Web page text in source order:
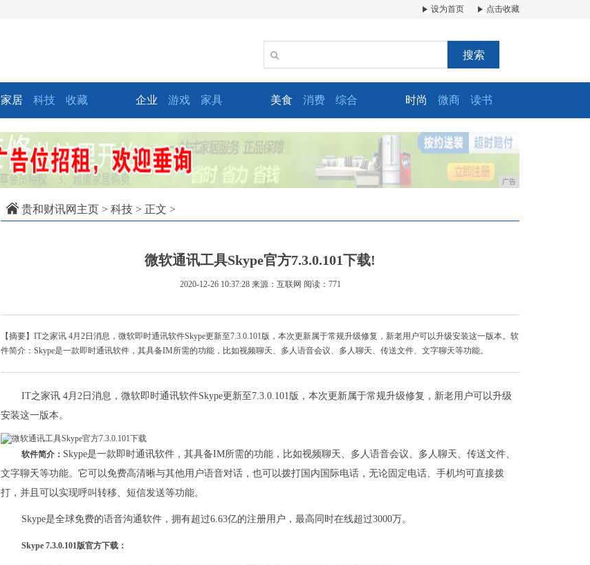
设为首页 点击收藏
搜索
家居 科技 收藏 企业 游戏 家具 美食 消费 综合 时尚 微商 读书
广告
贵和财讯网主页 > 科技 > 正文 >
微软通讯工具Skype官方7.3.0.101下载!
2020-12-26 10:37:28 来源：互联网 阅读：771
【摘要】IT之家讯 4月2日消息，微软即时通讯软件Skype更新至7.3.0.101版，本次更新属于常规升级修复，新老用户可以升级安装这一版本。软
件简介：Skype是一款即时通讯软件，其具备IM所需的功能，比如视频聊天、多人语音会议、多人聊天、传送文件、文字聊天等功能。
IT之家讯 4月2日消息，微软即时通讯软件Skype更新至7.3.0.101版，本次更新属于常规升级修复，新老用户可以升级
安装这一版本。
软件简介： Skype是一款即时通讯软件，其具备IM所需的功能，比如视频聊天、多人语音会议、多人聊天、传送文件、
文字聊天等功能。它可以免费高清晰与其他用户语音对话，也可以拨打国内国际电话，无论固定电话、手机均可直接拨
打，并且可以实现呼叫转移、短信发送等功能。
Skype是全球免费的语音沟通软件，拥有超过6.63亿的注册用户，最高同时在线超过3000万。
Skype 7.3.0.101版官方下载：